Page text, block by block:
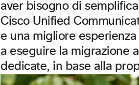
aver bisogno di
Cisco Unified
e una migliore
a eseguire la migrazione
dedicate, in base alla